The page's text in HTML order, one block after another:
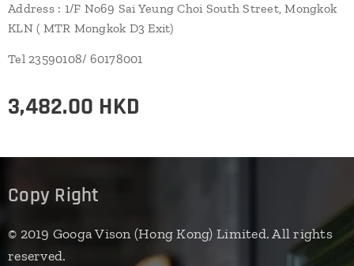
Address : 1/F No69 Sai Yeung Choi South Street, Mongkok
KLN ( MTR Mongkok D3 Exit)
Tel 23590108/ 60178001
3,482.00 HKD
Copy Right
© 2019 Googa Vison (Hong Kong) Limited. All rights
reserved.